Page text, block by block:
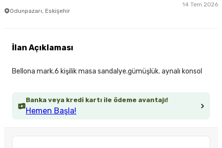
Odunpazarı, Eskişehir
14 Tem 2026
Banka veya kredi kartı ile ödeme avantajı!
Hemen Başla!
İlan Açıklaması
Bellona mark.6 kişilik masa sandalye.gümüşlük. aynalı konsol